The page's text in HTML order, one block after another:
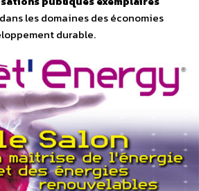
les domaines des économies
durable.